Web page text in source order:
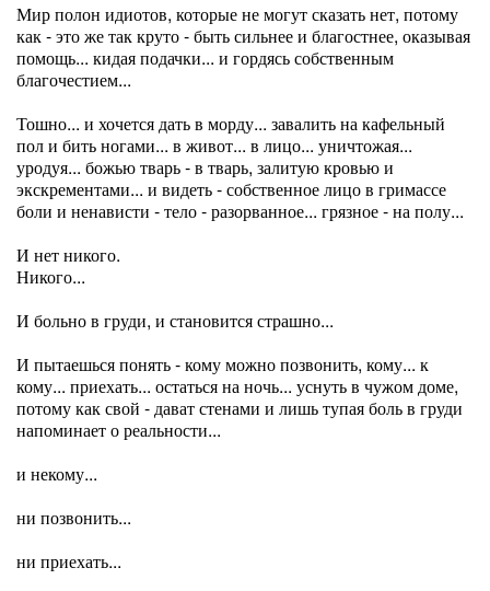
Мир полон идиотов, которые не могут сказать нет, потому
как - это же так круто - быть сильнее и благостнее, оказывая
помощь... кидая подачки... и гордясь собственным
благочестием...
Тошно... и хочется дать в морду... завалить на кафельный
пол и бить ногами... в живот... в лицо... уничтожая...
уродуя... божью тварь - в тварь, залитую кровью и
экскрементами... и видеть - собственное лицо в гримассе
боли и ненависти - тело - разорванное... грязное - на полу...
И нет никого.
Никого...
И больно в груди, и становится страшно...
И пытаешься понять - кому можно позвонить, кому... к
кому... приехать... остаться на ночь... уснуть в чужом доме,
потому как свой - дават стенами и лишь тупая боль в груди
напоминает о реальности...
и некому...
ни позвонить...
ни приехать...